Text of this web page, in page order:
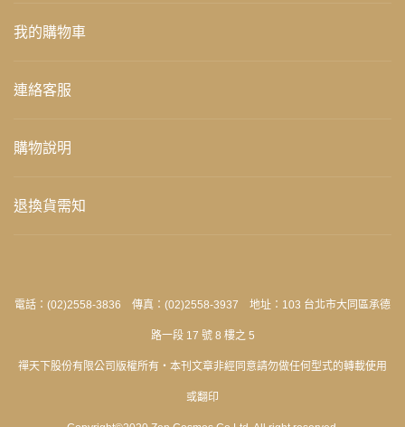
我的購物車
連絡客服
購物說明
退換貨需知
電話：(02)2558-3836 傳真：(02)2558-3937 地址：103 台北市大同區承德
路一段 17 號 8 樓之 5
禪天下股份有限公司版權所有‧本刊文章非經同意請勿做任何型式的轉載使用
或翻印